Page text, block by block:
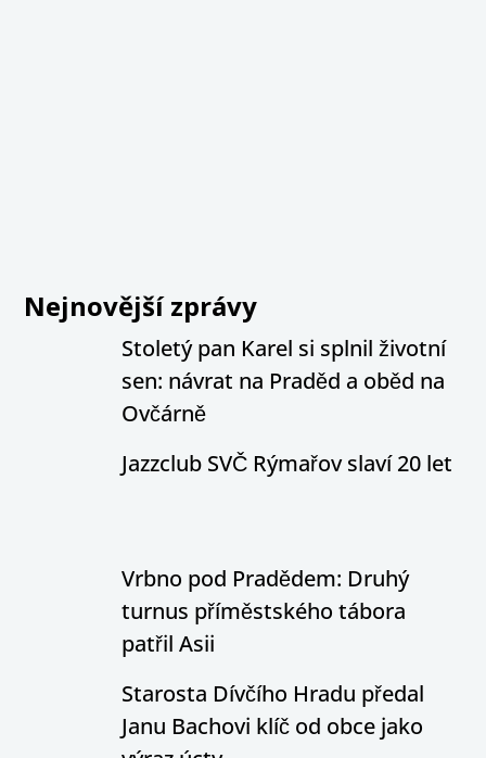
Nejnovější zprávy
Stoletý pan Karel si splnil životní
sen: návrat na Praděd a oběd na
Ovčárně
Jazzclub SVČ Rýmařov slaví 20 let
Vrbno pod Pradědem: Druhý
turnus příměstského tábora
patřil Asii
Starosta Dívčího Hradu předal
Janu Bachovi klíč od obce jako